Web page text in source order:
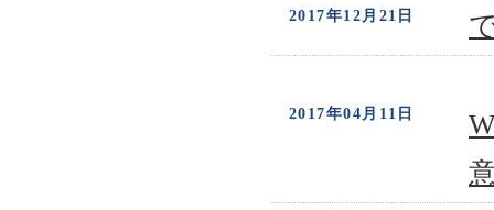
2017年12月21日
2017年04月11日